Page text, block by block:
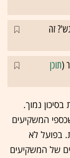
זה
(תוכן
נמוך.
המשקיעים
לטווח קצר, עד 72 שעות. בפועל לא
של המשקיעים